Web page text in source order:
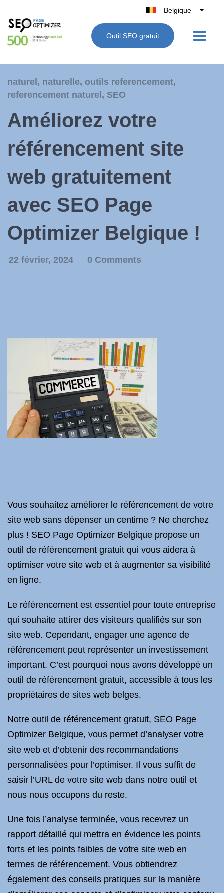
Belgique
België
Nederland
UK
Outil SEO gratuit
naturel , naturelle, outils referencement,
referencement naturel , SEO
Améliorez votre
référencement site
web gratuitement
avec SEO Page
Optimizer Belgique !
22 février, 2024 0 Comments
Vous souhaitez améliorer le référencement de votre
site web sans dépenser un centime ? Ne cherchez
plus ! SEO Page Optimizer Belgique propose un
outil de référencement gratuit qui vous aidera à
optimiser votre site web et à augmenter sa visibilité
en ligne.
Le référencement est essentiel pour toute entreprise
qui souhaite attirer des visiteurs qualifiés sur son
site web. Cependant, engager une agence de
référencement peut représenter un investissement
important. C’est pourquoi nous avons développé un
outil de référencement gratuit, accessible à tous les
propriétaires de sites web belges.
Notre outil de référencement gratuit, SEO Page
Optimizer Belgique, vous permet d’analyser votre
site web et d’obtenir des recommandations
personnalisées pour l’optimiser. Il vous suffit de
saisir l’URL de votre site web dans notre outil et
nous nous occupons du reste.
Une fois l’analyse terminée, vous recevrez un
rapport détaillé qui mettra en évidence les points
forts et les points faibles de votre site web en
termes de référencement. Vous obtiendrez
également des conseils pratiques sur la manière